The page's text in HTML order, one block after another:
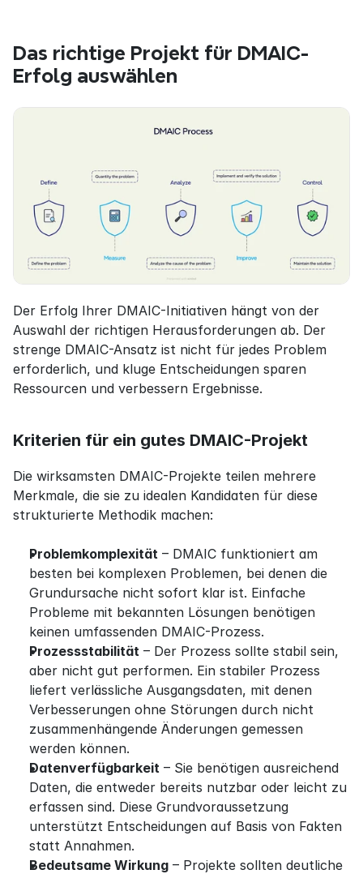
Das richtige Projekt für DMAIC-
Erfolg auswählen
Der Erfolg Ihrer DMAIC-Initiativen hängt von der
Auswahl der richtigen Herausforderungen ab. Der
strenge DMAIC-Ansatz ist nicht für jedes Problem
erforderlich, und kluge Entscheidungen sparen
Ressourcen und verbessern Ergebnisse.
Kriterien für ein gutes DMAIC-Projekt
Die wirksamsten DMAIC-Projekte teilen mehrere
Merkmale, die sie zu idealen Kandidaten für diese
strukturierte Methodik machen:
Problemkomplexität – DMAIC funktioniert am
besten bei komplexen Problemen, bei denen die
Grundursache nicht sofort klar ist. Einfache
Probleme mit bekannten Lösungen benötigen
keinen umfassenden DMAIC-Prozess.
Prozessstabilität – Der Prozess sollte stabil sein,
aber nicht gut performen. Ein stabiler Prozess
liefert verlässliche Ausgangsdaten, mit denen
Verbesserungen ohne Störungen durch nicht
zusammenhängende Änderungen gemessen
werden können.
Datenverfügbarkeit – Sie benötigen ausreichend
Daten, die entweder bereits nutzbar oder leicht zu
erfassen sind. Diese Grundvoraussetzung
unterstützt Entscheidungen auf Basis von Fakten
statt Annahmen.
Bedeutsame Wirkung – Projekte sollten deutliche